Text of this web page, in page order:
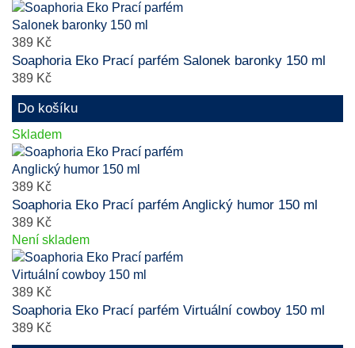
389 Kč
Soaphoria Eko Prací parfém Salonek baronky 150 ml
389 Kč
Do košíku
Skladem
389 Kč
Soaphoria Eko Prací parfém Anglický humor 150 ml
389 Kč
Není skladem
389 Kč
Soaphoria Eko Prací parfém Virtuální cowboy 150 ml
389 Kč